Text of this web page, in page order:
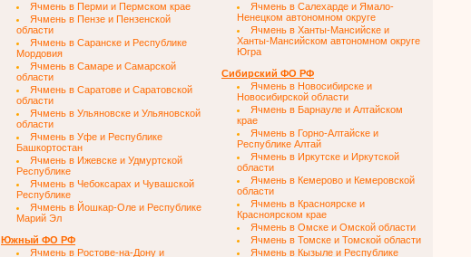
Ячмень в Перми и Пермском крае
Ячмень в Пензе и Пензенской
области
Ячмень в Саранске и Республике
Мордовия
Ячмень в Самаре и Самарской
области
Ячмень в Саратове и Саратовской
области
Ячмень в Ульяновске и Ульяновской
области
Ячмень в Уфе и Республике
Башкортостан
Ячмень в Ижевске и Удмуртской
Республике
Ячмень в Чебоксарах и Чувашской
Республике
Ячмень в Йошкар-Оле и Республике
Марий Эл
Южный ФО РФ
Ячмень в Ростове-на-Дону и
Ячмень в Салехарде и Ямало-
Ненецком автономном округе
Ячмень в Ханты-Мансийске и
Ханты-Мансийском автономном округе
Югра
Сибирский ФО РФ
Ячмень в Новосибирске и
Новосибирской области
Ячмень в Барнауле и Алтайском
крае
Ячмень в Горно-Алтайске и
Республике Алтай
Ячмень в Иркутске и Иркутской
области
Ячмень в Кемерово и Кемеровской
области
Ячмень в Красноярске и
Красноярском крае
Ячмень в Омске и Омской области
Ячмень в Томске и Томской области
Ячмень в Кызыле и Республике